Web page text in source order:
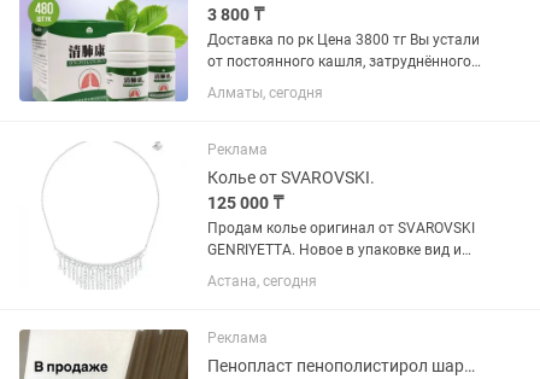
3 800 ₸
Доставка по рк Цена 3800 тг Вы устали
от постоянного кашля, затруднённого
дыхания и ощущения тяжести в груди?
Эти симптомы могу быть признаками
дыхательных путей, таких как...
Алматы, сегодня
Реклама
Колье от SVAROVSKI.
125 000 ₸
Продам колье оригинал от SVAROVSKI
GENRIYETTA. Новое в упаковке вид и
описание на фото. В подарок пробник
туалетной воды от JO MALONE. Цена
продам жемчужные бусы...
Астана, сегодня
Реклама
Пенопласт пенополистирол шарики в Астане